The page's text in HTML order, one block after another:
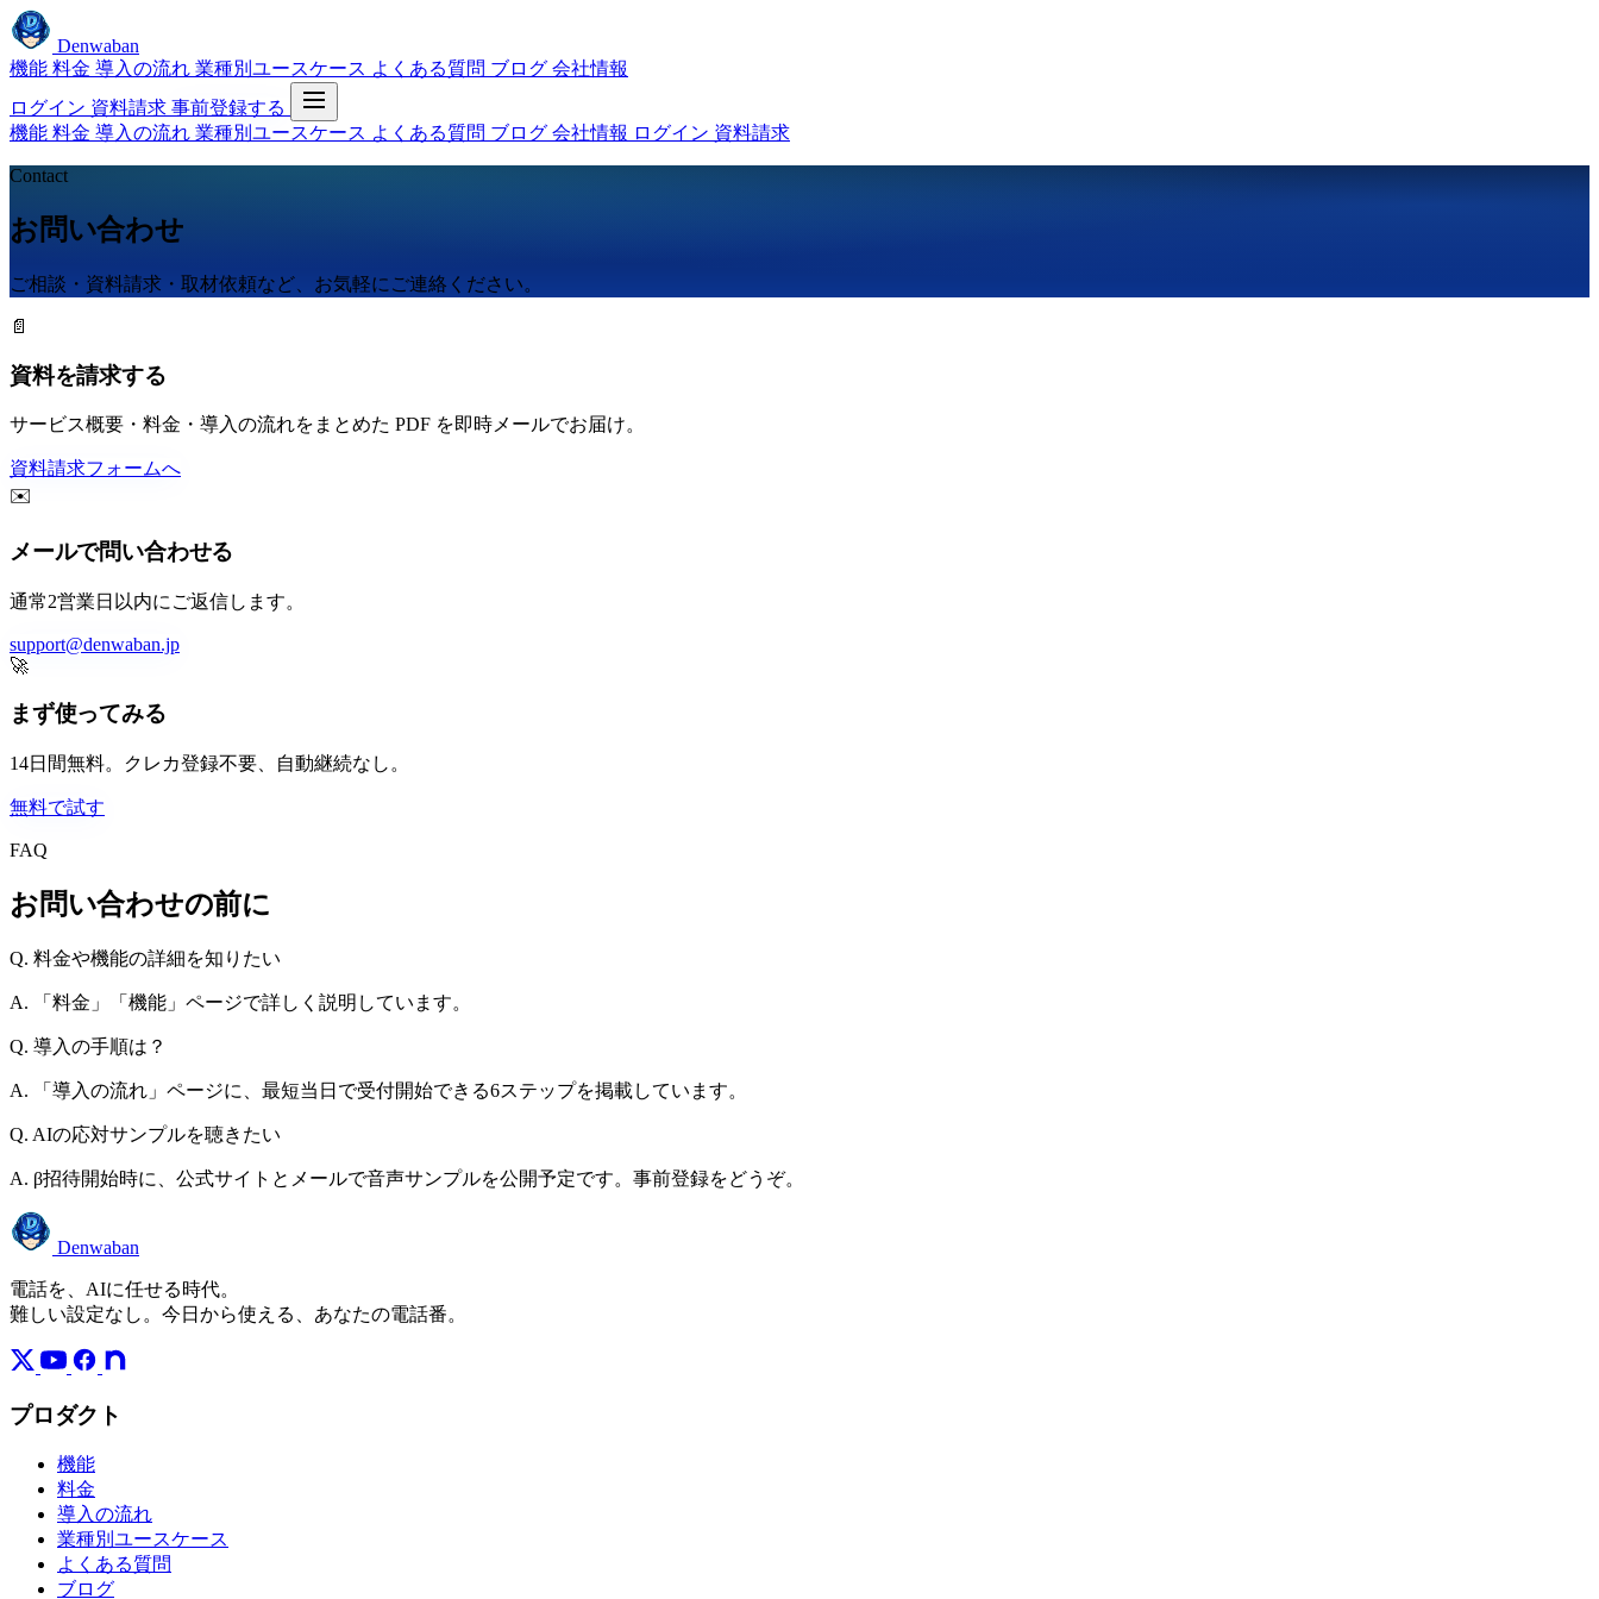
Denwaban
機能 料金 導入の流れ 業種別ユースケース よくある質問 ブログ 会社情報
ログイン 資料請求 事前登録する
機能 料金 導入の流れ 業種別ユースケース よくある質問 ブログ 会社情報 ログイン 資料請求
Contact
お問い合わせ
ご相談・資料請求・取材依頼など、お気軽にご連絡ください。
📄
資料を請求する
サービス概要・料金・導入の流れをまとめた PDF を即時メールでお届け。
資料請求フォームへ
✉️
メールで問い合わせる
通常2営業日以内にご返信します。
support@denwaban.jp
🚀
まず使ってみる
14日間無料。クレカ登録不要、自動継続なし。
無料で試す
FAQ
お問い合わせの前に
Q. 料金や機能の詳細を知りたい
A. 「料金」「機能」ページで詳しく説明しています。
Q. 導入の手順は？
A. 「導入の流れ」ページに、最短当日で受付開始できる6ステップを掲載しています。
Q. AIの応対サンプルを聴きたい
A. β招待開始時に、公式サイトとメールで音声サンプルを公開予定です。事前登録をどうぞ。
Denwaban
電話を、AIに任せる時代。
難しい設定なし。今日から使える、あなたの電話番。
プロダクト
機能
料金
導入の流れ
業種別ユースケース
よくある質問
ブログ